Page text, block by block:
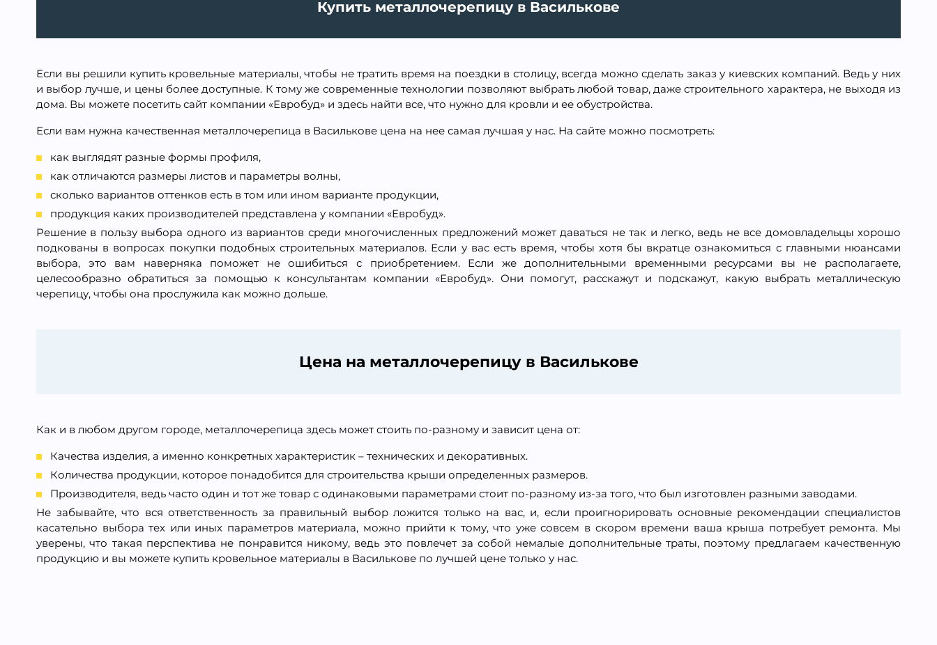
Купить металлочерепицу в Василькове
Если вы решили купить кровельные материалы, чтобы не тратить время на поездки в столицу, всегда можно сделать заказ у киевских компаний. Ведь у них
и выбор лучше, и цены более доступные. К тому же современные технологии позволяют выбрать любой товар, даже строительного характера, не выходя из
дома. Вы можете посетить сайт компании «Евробуд» и здесь найти все, что нужно для кровли и ее обустройства.
Если вам нужна качественная металлочерепица в Василькове цена на нее самая лучшая у нас. На сайте можно посмотреть:
как выглядят разные формы профиля,
как отличаются размеры листов и параметры волны,
сколько вариантов оттенков есть в том или ином варианте продукции,
продукция каких производителей представлена у компании «Евробуд».
Решение в пользу выбора одного из вариантов среди многочисленных предложений может даваться не так и легко, ведь не все домовладельцы хорошо
подкованы в вопросах покупки подобных строительных материалов. Если у вас есть время, чтобы хотя бы вкратце ознакомиться с главными нюансами
выбора, это вам наверняка поможет не ошибиться с приобретением. Если же дополнительными временными ресурсами вы не располагаете,
целесообразно обратиться за помощью к консультантам компании «Евробуд». Они помогут, расскажут и подскажут, какую выбрать металлическую
черепицу, чтобы она прослужила как можно дольше.
Цена на металлочерепицу в Василькове
Как и в любом другом городе, металлочерепица здесь может стоить по-разному и зависит цена от:
Качества изделия, а именно конкретных характеристик – технических и декоративных.
Количества продукции, которое понадобится для строительства крыши определенных размеров.
Производителя, ведь часто один и тот же товар с одинаковыми параметрами стоит по-разному из-за того, что был изготовлен разными заводами.
Не забывайте, что вся ответственность за правильный выбор ложится только на вас, и, если проигнорировать основные рекомендации специалистов
касательно выбора тех или иных параметров материала, можно прийти к тому, что уже совсем в скором времени ваша крыша потребует ремонта. Мы
уверены, что такая перспектива не понравится никому, ведь это повлечет за собой немалые дополнительные траты, поэтому предлагаем качественную
продукцию и вы можете купить кровельное материалы в Василькове по лучшей цене только у нас.